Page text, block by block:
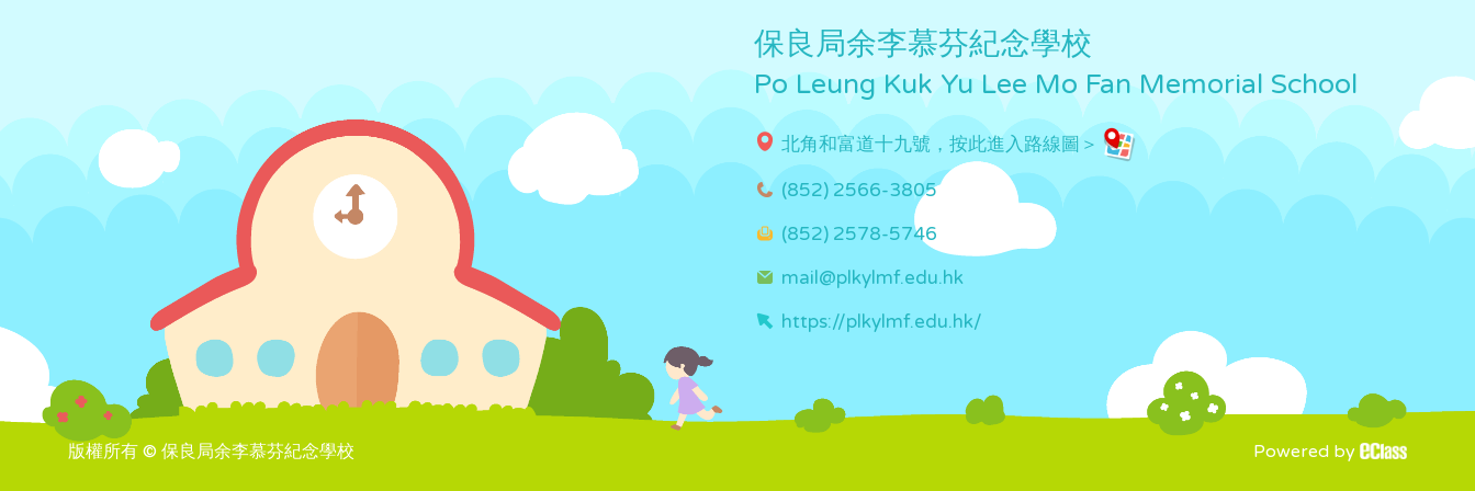
保良局余李慕芬紀念學校
Po Leung Kuk Yu Lee Mo Fan Memorial School
北角和富道十九號，按此進入路線圖＞
(852) 2566-3805
(852) 2578-5746
mail@plkylmf.edu.hk
https://plkylmf.edu.hk/
版權所有 © 保良局余李慕芬紀念學校 Powered by